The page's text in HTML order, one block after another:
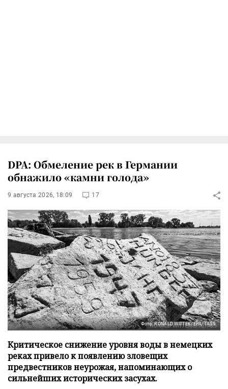
DPA: Обмеление рек в Германии
обнажило «камни голода»
9 августа 2026, 18:09 17
Фото: RONALD WITTEK/EPA/TASS
Критическое снижение уровня воды в немецких
реках привело к появлению зловещих
предвестников неурожая, напоминающих о
сильнейших исторических засухах.